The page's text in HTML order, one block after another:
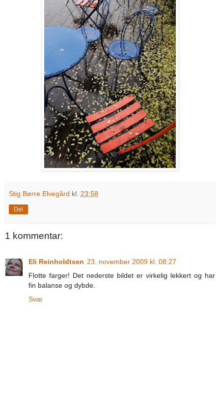
Stig Børre Elvegård kl. 23:58
Del
1 kommentar:
Eli Reinholdtsen 23. november 2009 kl. 08:27
Flotte farger! Det nederste bildet er virkelig lekkert og har
fin balanse og dybde.
Svar